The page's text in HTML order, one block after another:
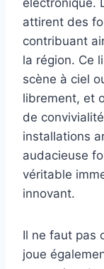
électronique.
attirent des
contribuant
la région. Ce
scène à ciel
librement, et
de
installations
audacieuse
véritable
innovant.
Il ne faut pas
joue